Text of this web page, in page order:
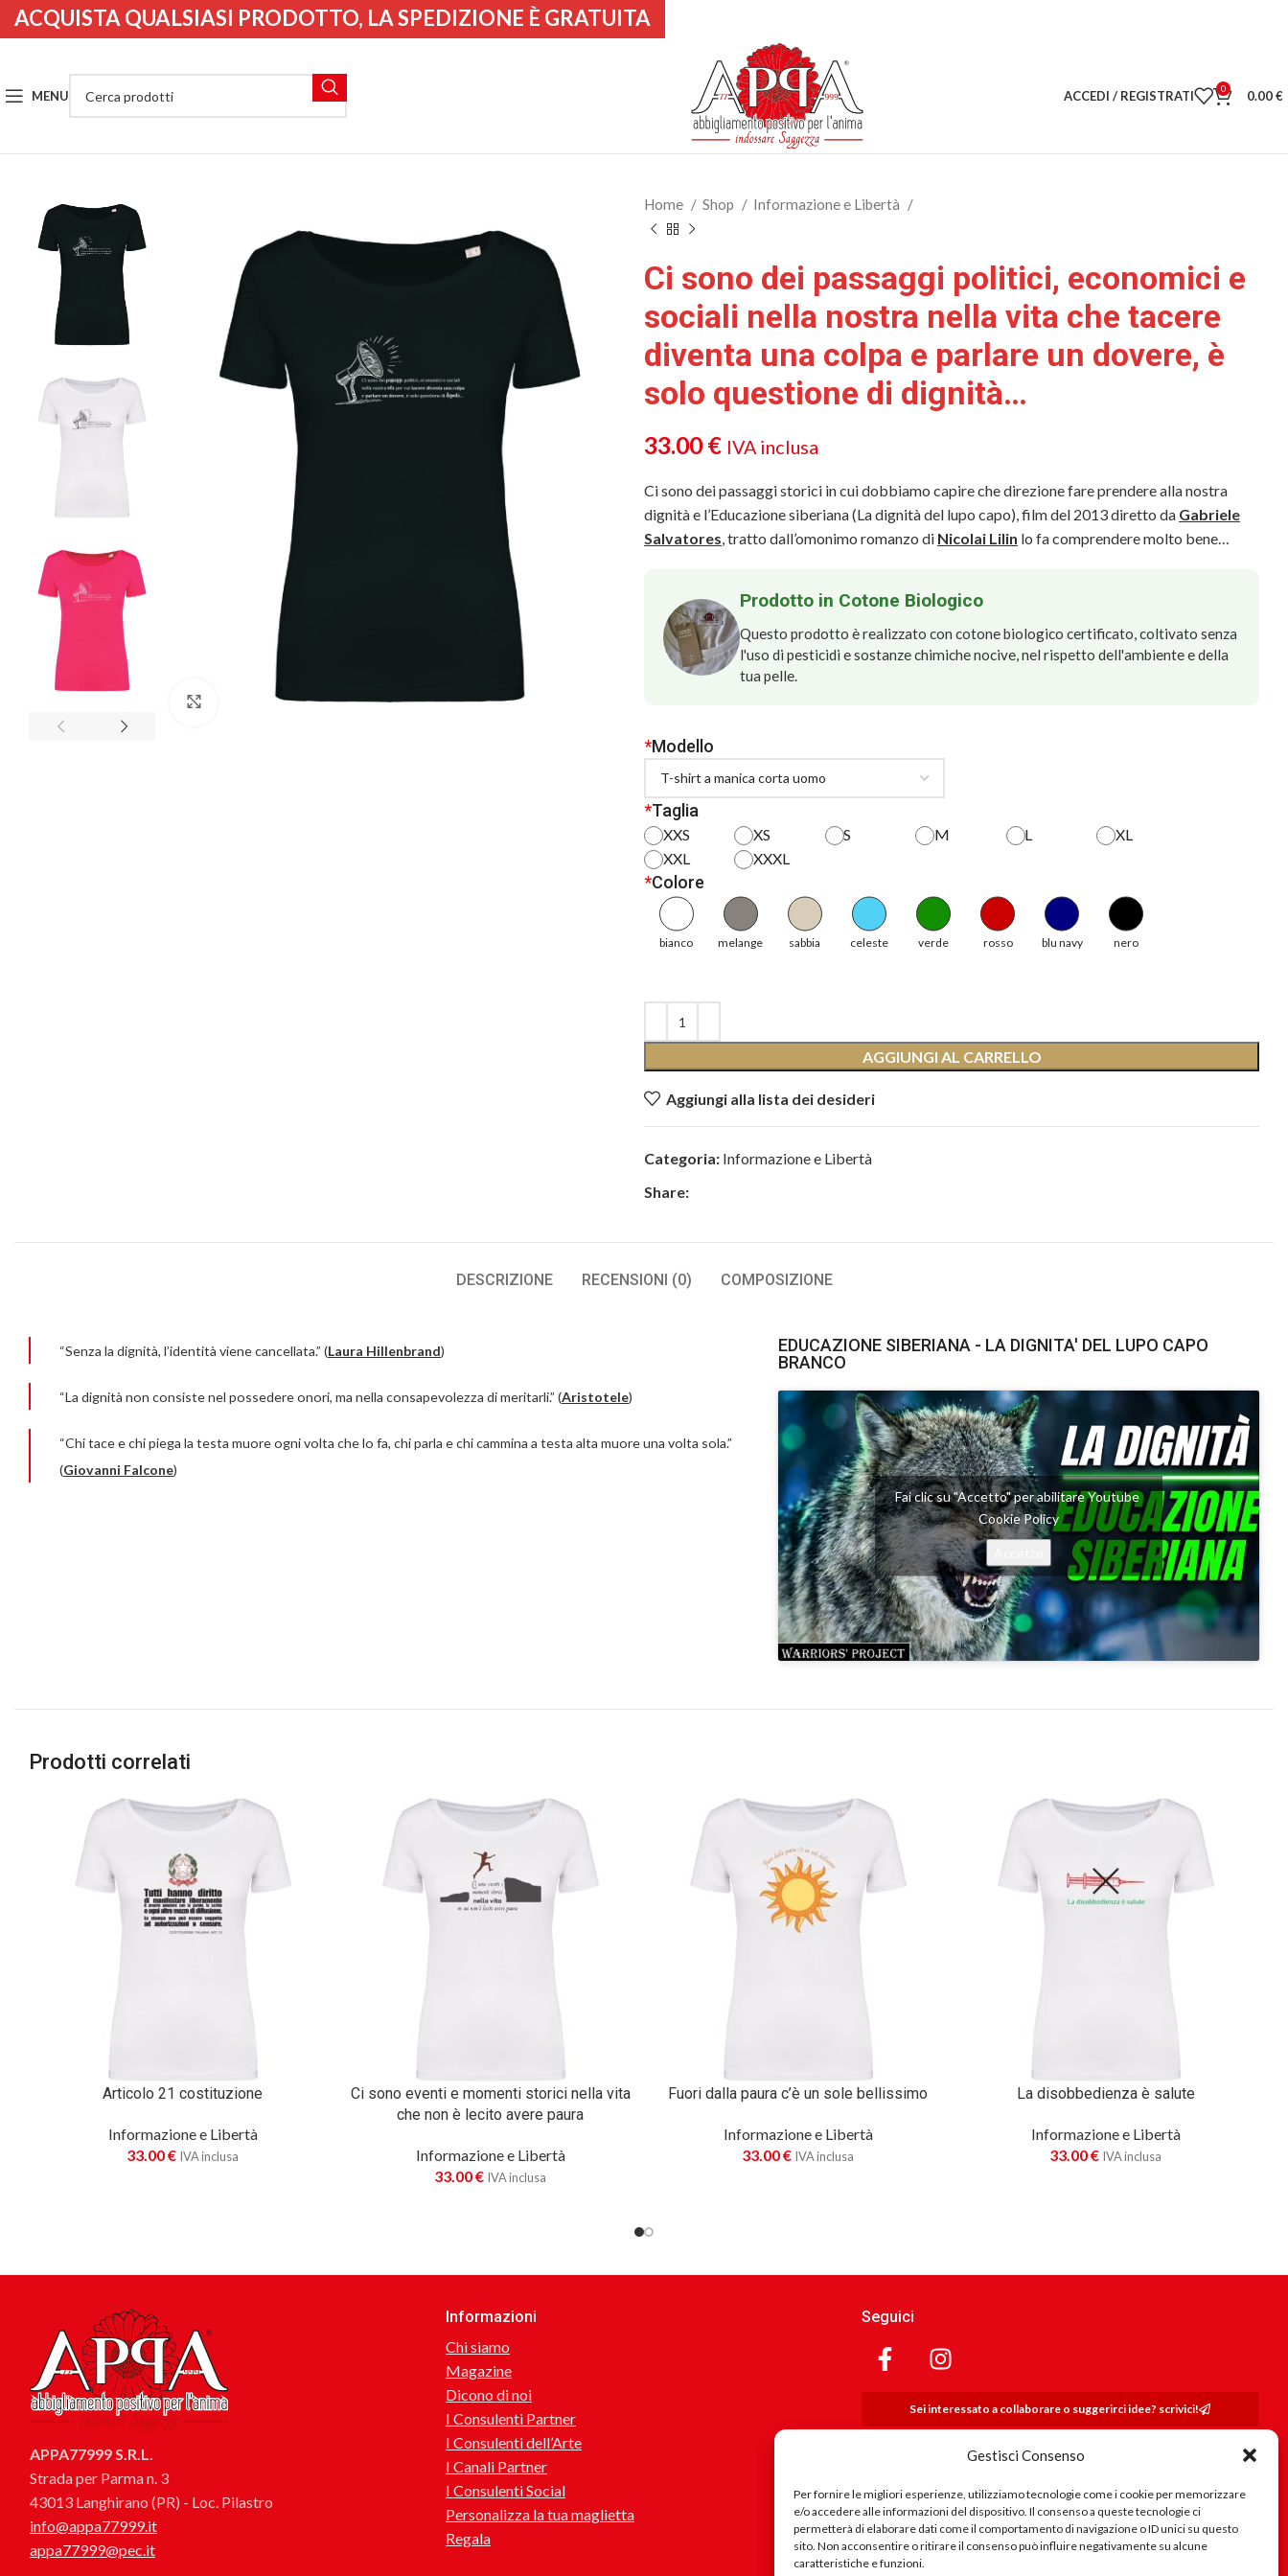
Gestisci Consenso
Per fornire le migliori esperienze, utilizziamo tecnologie come i cookie per memorizzare
e/o accedere alle informazioni del dispositivo. Il consenso a queste tecnologie ci
permetterà di elaborare dati come il comportamento di navigazione o ID unici su questo
sito. Non acconsentire o ritirare il consenso può influire negativamente su alcune
caratteristiche e funzioni.
MENU ACCEDI / REGISTRATI 0 0.00€
Clicca per ingrandire
Home Shop Informazione e Libertà
Ci sono dei passaggi politici, economici e
sociali nella nostra nella vita che tacere
diventa una colpa e parlare un dovere, è
solo questione di dignità…
33.00€ IVA inclusa
Ci sono dei passaggi storici in cui dobbiamo capire che direzione fare prendere alla nostra
dignità e l’Educazione siberiana (La dignità del lupo capo), film del 2013 diretto da Gabriele
Salvatores, tratto dall’omonimo romanzo di Nicolai Lilin lo fa comprendere molto bene…
Prodotto in Cotone Biologico
Questo prodotto è realizzato con cotone biologico certificato, coltivato senza
l'uso di pesticidi e sostanze chimiche nocive, nel rispetto dell'ambiente e della
tua pelle.
*Modello
*Taglia
XXS XS S M L
XL
XXL
XXXL
*Colore
bianco melange sabbia celeste verde rosso blu navy nero
AGGIUNGI AL CARRELLO
Aggiungi alla lista dei desideri
Categoria: Informazione e Libertà
Share:
DESCRIZIONE RECENSIONI (0) COMPOSIZIONE
“Senza la dignità, l’identità viene cancellata.” (Laura Hillenbrand)
“La dignità non consiste nel possedere onori, ma nella consapevolezza di meritarli.” (Aristotele)
“Chi tace e chi piega la testa muore ogni volta che lo fa, chi parla e chi cammina a testa alta muore una volta sola.”
(Giovanni Falcone)
EDUCAZIONE SIBERIANA - LA DIGNITA' DEL LUPO CAPO
BRANCO
Fai clic su "Accetto" per abilitare Youtube
Cookie Policy
Prodotti correlati
Articolo 21 costituzione
Informazione e Libertà
33.00€ IVA inclusa
Ci sono eventi e momenti storici nella vita
che non è lecito avere paura
Informazione e Libertà
33.00€ IVA inclusa
Fuori dalla paura c’è un sole bellissimo
Informazione e Libertà
33.00€ IVA inclusa
La disobbedienza è salute
Informazione e Libertà
33.00€ IVA inclusa
APPA77999 S.R.L.
Strada per Parma n. 3
43013 Langhirano (PR) - Loc. Pilastro
info@appa77999.it
appa77999@pec.it
Informazioni
Chi siamo
Magazine
Dicono di noi
I Consulenti Partner
I Consulenti dell’Arte
I Canali Partner
I Consulenti Social
Personalizza la tua maglietta
Regala
Seguici
Sei interessato a collaborare o suggerirci idee? scrivici!
Se riscontri problemi nel sito, errore nei testi, collegamenti errati..
scrivici
ACQUISTA QUALSIASI PRODOTTO, LA SPEDIZIONE È GRATUITA